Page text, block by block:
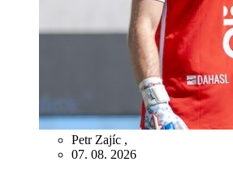
Petr Zajíc ,
07. 08. 2026